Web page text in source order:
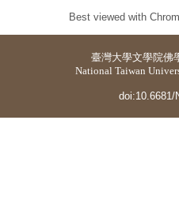
Best viewed with
臺灣大學文學院佛
National Taiwan
doi:10.6681/